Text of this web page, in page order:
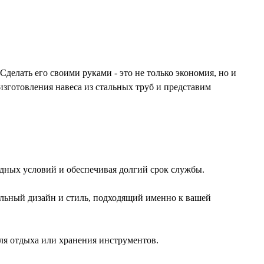
его своими руками - это не только экономия, но и
навеса из стальных труб и представим
условий и обеспечивая долгий срок службы.
дизайн и стиль, подходящий именно к вашей
отдыха или хранения инструментов.